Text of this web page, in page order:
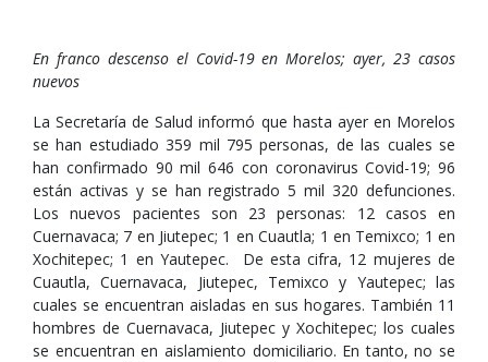
En franco descenso el Covid-19 en Morelos; ayer, 23 casos
nuevos
La Secretaría de Salud informó que hasta ayer en Morelos
se han estudiado 359 mil 795 personas, de las cuales se
han confirmado 90 mil 646 con coronavirus Covid-19; 96
están activas y se han registrado 5 mil 320 defunciones.
Los nuevos pacientes son 23 personas: 12 casos en
Cuernavaca; 7 en Jiutepec; 1 en Cuautla; 1 en Temixco; 1 en
Xochitepec; 1 en Yautepec. De esta cifra, 12 mujeres de
Cuautla, Cuernavaca, Jiutepec, Temixco y Yautepec; las
cuales se encuentran aisladas en sus hogares. También 11
hombres de Cuernavaca, Jiutepec y Xochitepec; los cuales
se encuentran en aislamiento domiciliario. En tanto, no se